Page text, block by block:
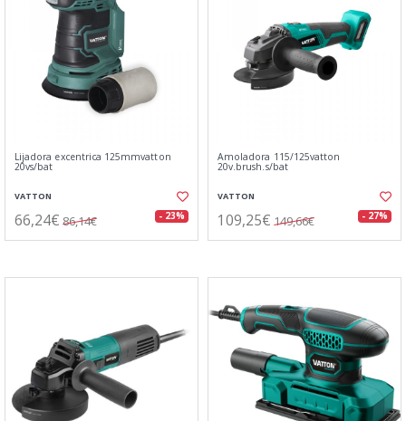
Lijadora excentrica 125mmvatton
20vs/bat
VATTON
66,24€ 86,14€ - 23%
Amoladora 115/125vatton
20v.brush.s/bat
VATTON
109,25€ 149,66€ - 27%